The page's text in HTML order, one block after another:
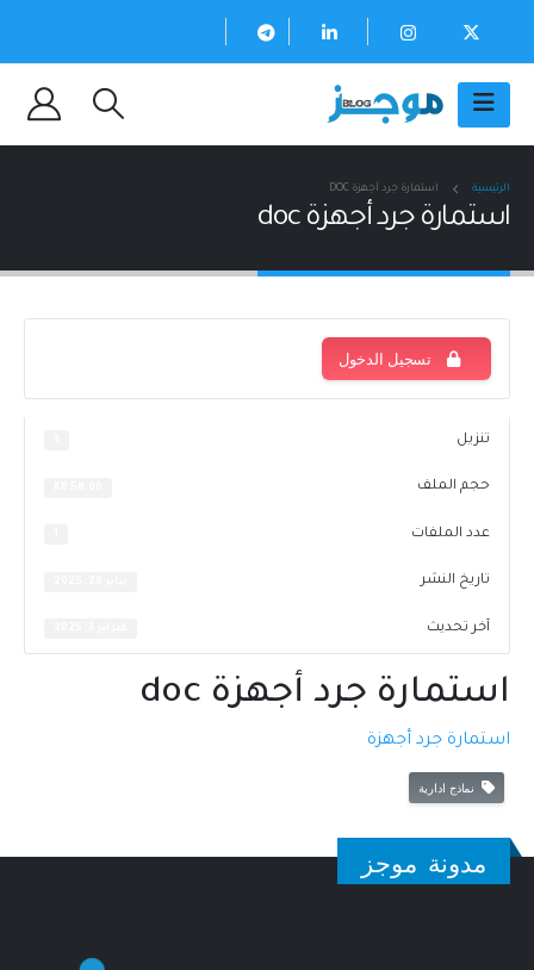
الرئيسية استمارة جرد أجهزة DOC
استمارة جرد أجهزة doc
تسجيل الدخول
تنزيل
حجم الملف
عدد الملفات
تاريخ النشر
آخر تحديث
استمارة جرد أجهزة doc
استمارة جرد أجهزة
نماذج ادارية
مدونة موجز